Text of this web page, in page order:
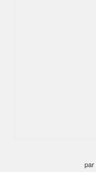
par